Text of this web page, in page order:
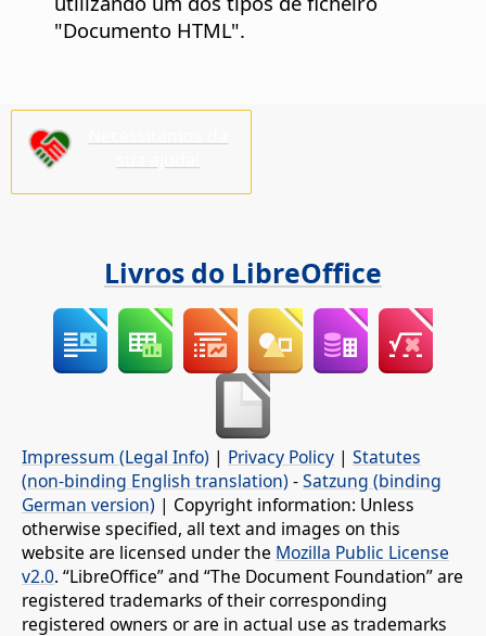
"Documento HTML".
Livros do LibreOffice
Impressum (Legal Info) | Privacy Policy | Statutes
(non-binding English translation) -Satzung (binding
German version) | Copyright information: Unless
otherwise specified, all text and images on this
website are licensed under the Mozilla Public License
v2.0. “LibreOffice” and “The Document Foundation” are
registered trademarks of their corresponding
registered owners or are in actual use as trademarks